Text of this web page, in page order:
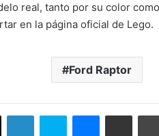
real, tanto por su color
en la página oficial de Lego.
Ford Raptor
LinkedInSkype Messenger
Compartir por